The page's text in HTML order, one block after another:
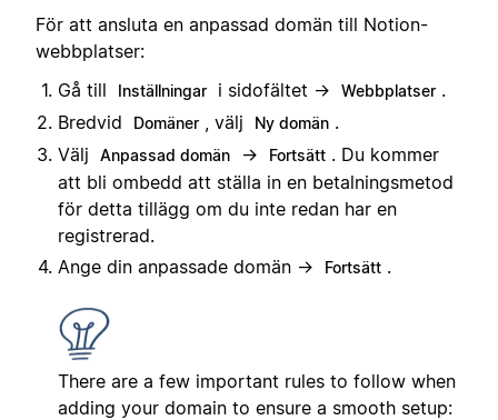
För att ansluta en anpassad domän till Notion-
webbplatser:
Gå till
Inställningar i sidofältet → Webbplatser .
Bredvid
Domäner , välj Ny domän .
Välj
Anpassad domän → Fortsätt . Du kommer
att bli ombedd att ställa in en betalningsmetod
för detta tillägg om du inte redan har en
registrerad.
Ange din anpassade domän →
Fortsätt .
There are a few important rules to follow when
adding your domain to ensure a smooth setup: